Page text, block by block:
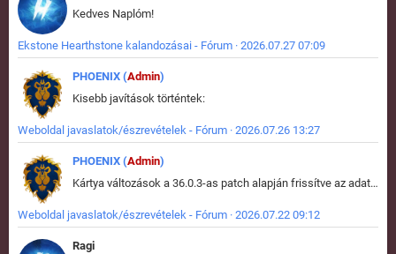
Kedves Naplóm!
Ekstone Hearthstone kalandozásai - Fórum · 2026.07.27 07:09
PHOENIX (Admin)
Kisebb javítások történtek:
Weboldal javaslatok/észrevételek - Fórum · 2026.07.26 13:27
PHOENIX (Admin)
Kártya változások a 36.0.3-as patch alapján frissítve az adatbázisban (képek is cserélve).
Weboldal javaslatok/észrevételek - Fórum · 2026.07.22 09:12
Ragi